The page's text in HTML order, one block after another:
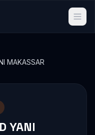
MAKASSAR
YANI